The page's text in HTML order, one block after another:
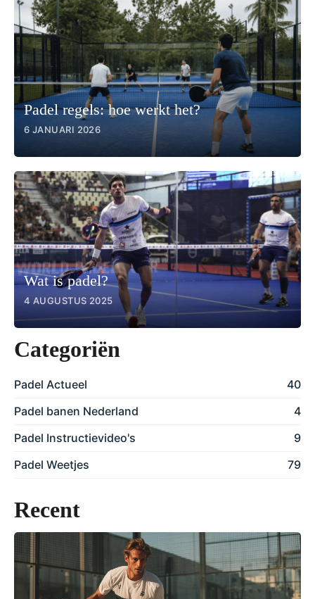
Padel regels: hoe werkt het?
6 JANUARI 2026
Wat is padel?
4 AUGUSTUS 2025
Categoriën
Padel Actueel
40
Padel banen Nederland
4
Padel Instructievideo's
9
Padel Weetjes
79
Recent